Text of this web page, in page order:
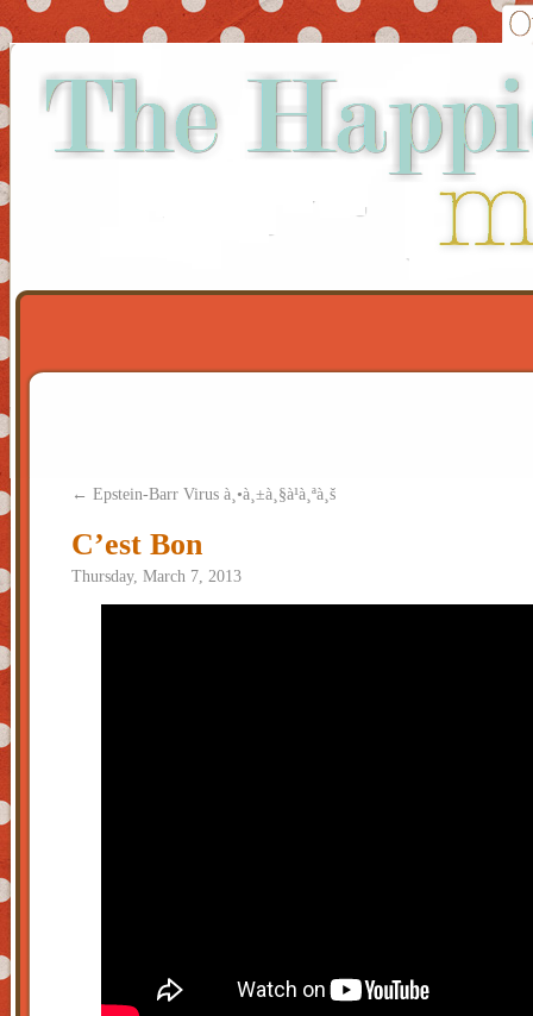
← Epstein-Barr Virus à¸•à¸±à¸§à¹à¸ªà¸š
C’est Bon
Thursday, March 7, 2013